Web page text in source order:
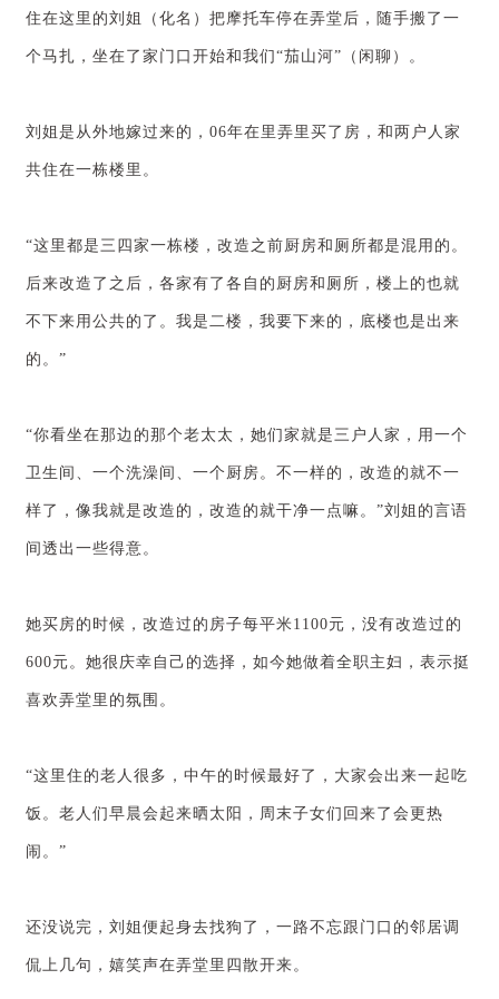
住在这里的刘姐（化名）把摩托车停在弄堂后，随手搬了一
个马扎，坐在了家门口开始和我们“茄山河”（闲聊）。
刘姐是从外地嫁过来的，06年在里弄里买了房，和两户人家
共住在一栋楼里。
“这里都是三四家一栋楼，改造之前厨房和厕所都是混用的。
后来改造了之后，各家有了各自的厨房和厕所，楼上的也就
不下来用公共的了。我是二楼，我要下来的，底楼也是出来
的。”
“你看坐在那边的那个老太太，她们家就是三户人家，用一个
卫生间、一个洗澡间、一个厨房。不一样的，改造的就不一
样了，像我就是改造的，改造的就干净一点嘛。”刘姐的言语
间透出一些得意。
她买房的时候，改造过的房子每平米1100元，没有改造过的
600元。她很庆幸自己的选择，如今她做着全职主妇，表示挺
喜欢弄堂里的氛围。
“这里住的老人很多，中午的时候最好了，大家会出来一起吃
饭。老人们早晨会起来晒太阳，周末子女们回来了会更热
闹。”
还没说完，刘姐便起身去找狗了，一路不忘跟门口的邻居调
侃上几句，嬉笑声在弄堂里四散开来。